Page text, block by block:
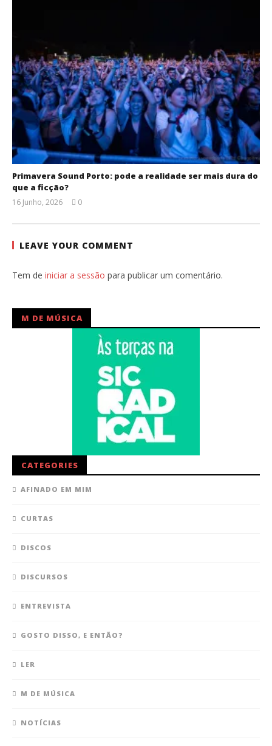
Primavera Sound Porto: pode a realidade ser mais dura do
que a ficção?
16 Junho, 2026
Ventura
0
LEAVE YOUR COMMENT
Tem de iniciar a sessão para publicar um comentário.
M DE MÚSICA
CATEGORIES
AFINADO EM MIM
CURTAS
DISCOS
DISCURSOS
ENTREVISTA
GOSTO DISSO, E ENTÃO?
LER
M DE MÚSICA
NOTÍCIAS